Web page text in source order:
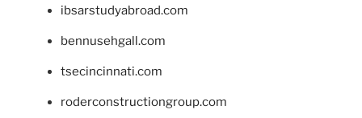
ibsarstudyabroad.com
bennusehgall.com
tsecincinnati.com
roderconstructiongroup.com